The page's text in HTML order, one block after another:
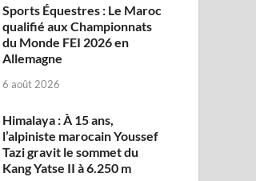
Sports Équestres : Le Maroc
qualifié aux Championnats
du Monde FEI 2026 en
Allemagne
6 août 2026
Himalaya : À 15 ans,
l’alpiniste marocain Youssef
Tazi gravit le sommet du
Kang Yatse II à 6.250 m